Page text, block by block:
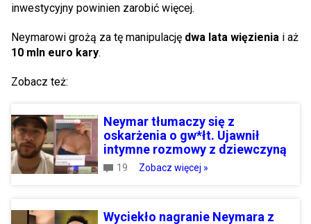
inwestycyjny powinien zarobić więcej.
Neymarowi grożą za tę manipulację dwa lata więzienia i aż
10 mln euro kary.
Zobacz też:
Neymar tłumaczy się z
oskarżenia o gw*łt. Ujawnił
intymne rozmowy z dziewczyną
19 Zobacz więcej »
Wyciekło nagranie Neymara z